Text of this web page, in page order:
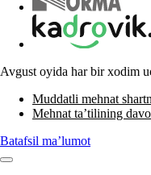
Avgust oyida har bir хodim
Muddatli mehnat
Mehnat ta’tilining
Batafsil ma’lumot